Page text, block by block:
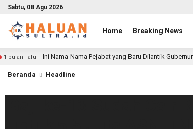
Sabtu, 08 Agu 2026
Home Breaking News
1 bulan lalu Ini Nama-Nama Pejabat yang Baru Dilantik
Beranda Headline